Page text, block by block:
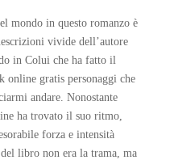
mondo in questo romanzo è
vivide dell’autore
in Colui che ha fatto il
online gratis personaggi che
andare. Nonostante
ha trovato il suo ritmo,
forza e intensità
libro non era la trama, ma